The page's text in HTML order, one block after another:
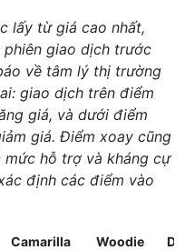
lấy từ giá cao nhất,
giao dịch trước
về tâm lý thị trường
giao dịch trên điểm
giá, và dưới điểm
giá. Điểm xoay cũng
hỗ trợ và kháng cự
định các điểm vào
Camarilla Woodie